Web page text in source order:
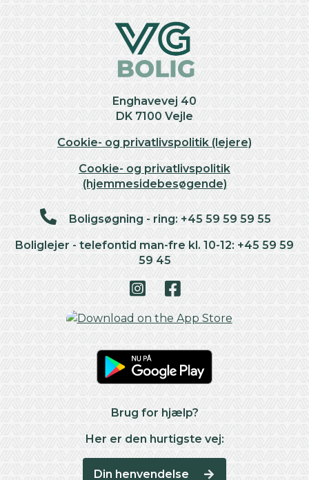
Enghavevej 40
DK 7100 Vejle
Cookie- og privatlivspolitik (lejere)
Cookie- og privatlivspolitik
(hjemmesidebesøgende)
Boligsøgning - ring: +45 59 59 59 55
Boliglejer - telefontid man-fre kl. 10-12: +45 59 59
59 45
Brug for hjælp?
Her er den hurtigste vej:
Din henvendelse